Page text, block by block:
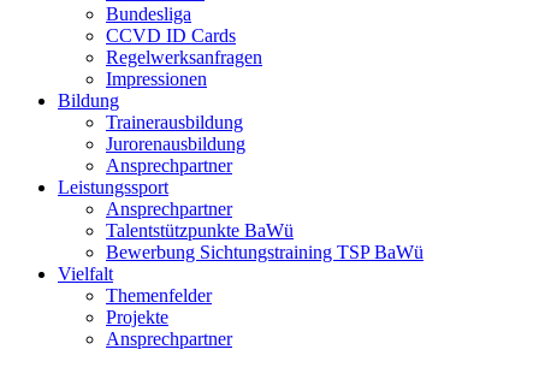
Bundesliga
CCVD ID Cards
Regelwerksanfragen
Impressionen
Bildung
Trainerausbildung
Jurorenausbildung
Ansprechpartner
Leistungssport
Ansprechpartner
Talentstützpunkte BaWü
Bewerbung Sichtungstraining TSP BaWü
Vielfalt
Themenfelder
Projekte
Ansprechpartner